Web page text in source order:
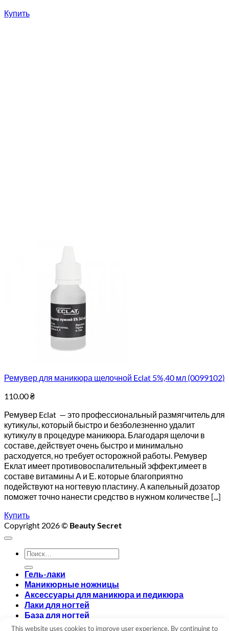
Купить
Ремувер для маникюра щелочной Eclat 5%,40 мл (0099102)
110.00₴
Ремувер Eclat — это профессиональный размягчитель для
кутикулы, который быстро и безболезненно удалит
кутикулу в процедуре маникюра. Благодаря щелочи в
составе, действует очень быстро и минимально
расходуется, но требует осторожной работы. Ремувер
Еклат имеет противовоспалительный эффект,имеет в
составе витамины А и Е. которые благоприятно
подействуют на ногтевую пластину. А капельный дозатор
поможет точно нанести средство в нужном количестве [...]
Купить
Copyright 2026 © Beauty Secret
Искать:
Гель-лаки
Маникюрные ножницы
Аксессуары для маникюра и педикюра
Лаки для ногтей
База для ногтей
Топ для ногтей
This website uses cookies to improve user experience. By continuing to